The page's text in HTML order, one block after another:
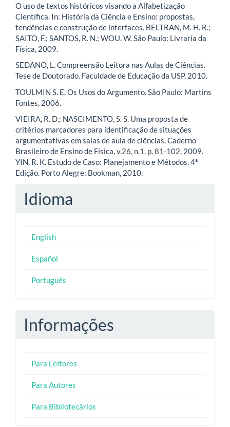
O uso de textos históricos visando a Alfabetização
Científica. In: História da Ciência e Ensino: propostas,
tendências e construção de interfaces. BELTRAN, M. H. R.;
SAITO, F.; SANTOS, R. N.; WOU, W. São Paulo: Livraria da
Física, 2009.
SEDANO, L. Compreensão Leitora nas Aulas de Ciências.
Tese de Doutorado. Faculdade de Educação da USP, 2010.
TOULMIN S. E. Os Usos do Argumento. São Paulo: Martins
Fontes, 2006.
VIEIRA, R. D.; NASCIMENTO, S. S. Uma proposta de
critérios marcadores para identificação de situações
argumentativas em salas de aula de ciências. Caderno
Brasileiro de Ensino de Física, v.26, n.1, p. 81-102, 2009.
YIN, R. K. Estudo de Caso: Planejamento e Métodos. 4ª
Edição. Porto Alegre: Bookman, 2010.
Idioma
English
Español
Português
Informações
Para Leitores
Para Autores
Para Bibliotecários